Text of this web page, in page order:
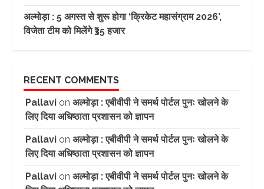
अल्मोड़ा : 5 अगस्त से शुरू होगा ‘क्रिकेट महासंग्राम 2026’,
विजेता टीम को मिलेंगे ₹35 हजार
RECENT COMMENTS
Pallavi on अल्मोड़ा : एबीवीपी ने समर्थ पोर्टल पुनः खोलने के
लिए दिया अधिष्ठाता प्रशासन को ज्ञापन
Pallavi on अल्मोड़ा : एबीवीपी ने समर्थ पोर्टल पुनः खोलने के
लिए दिया अधिष्ठाता प्रशासन को ज्ञापन
Pallavi on अल्मोड़ा : एबीवीपी ने समर्थ पोर्टल पुनः खोलने के